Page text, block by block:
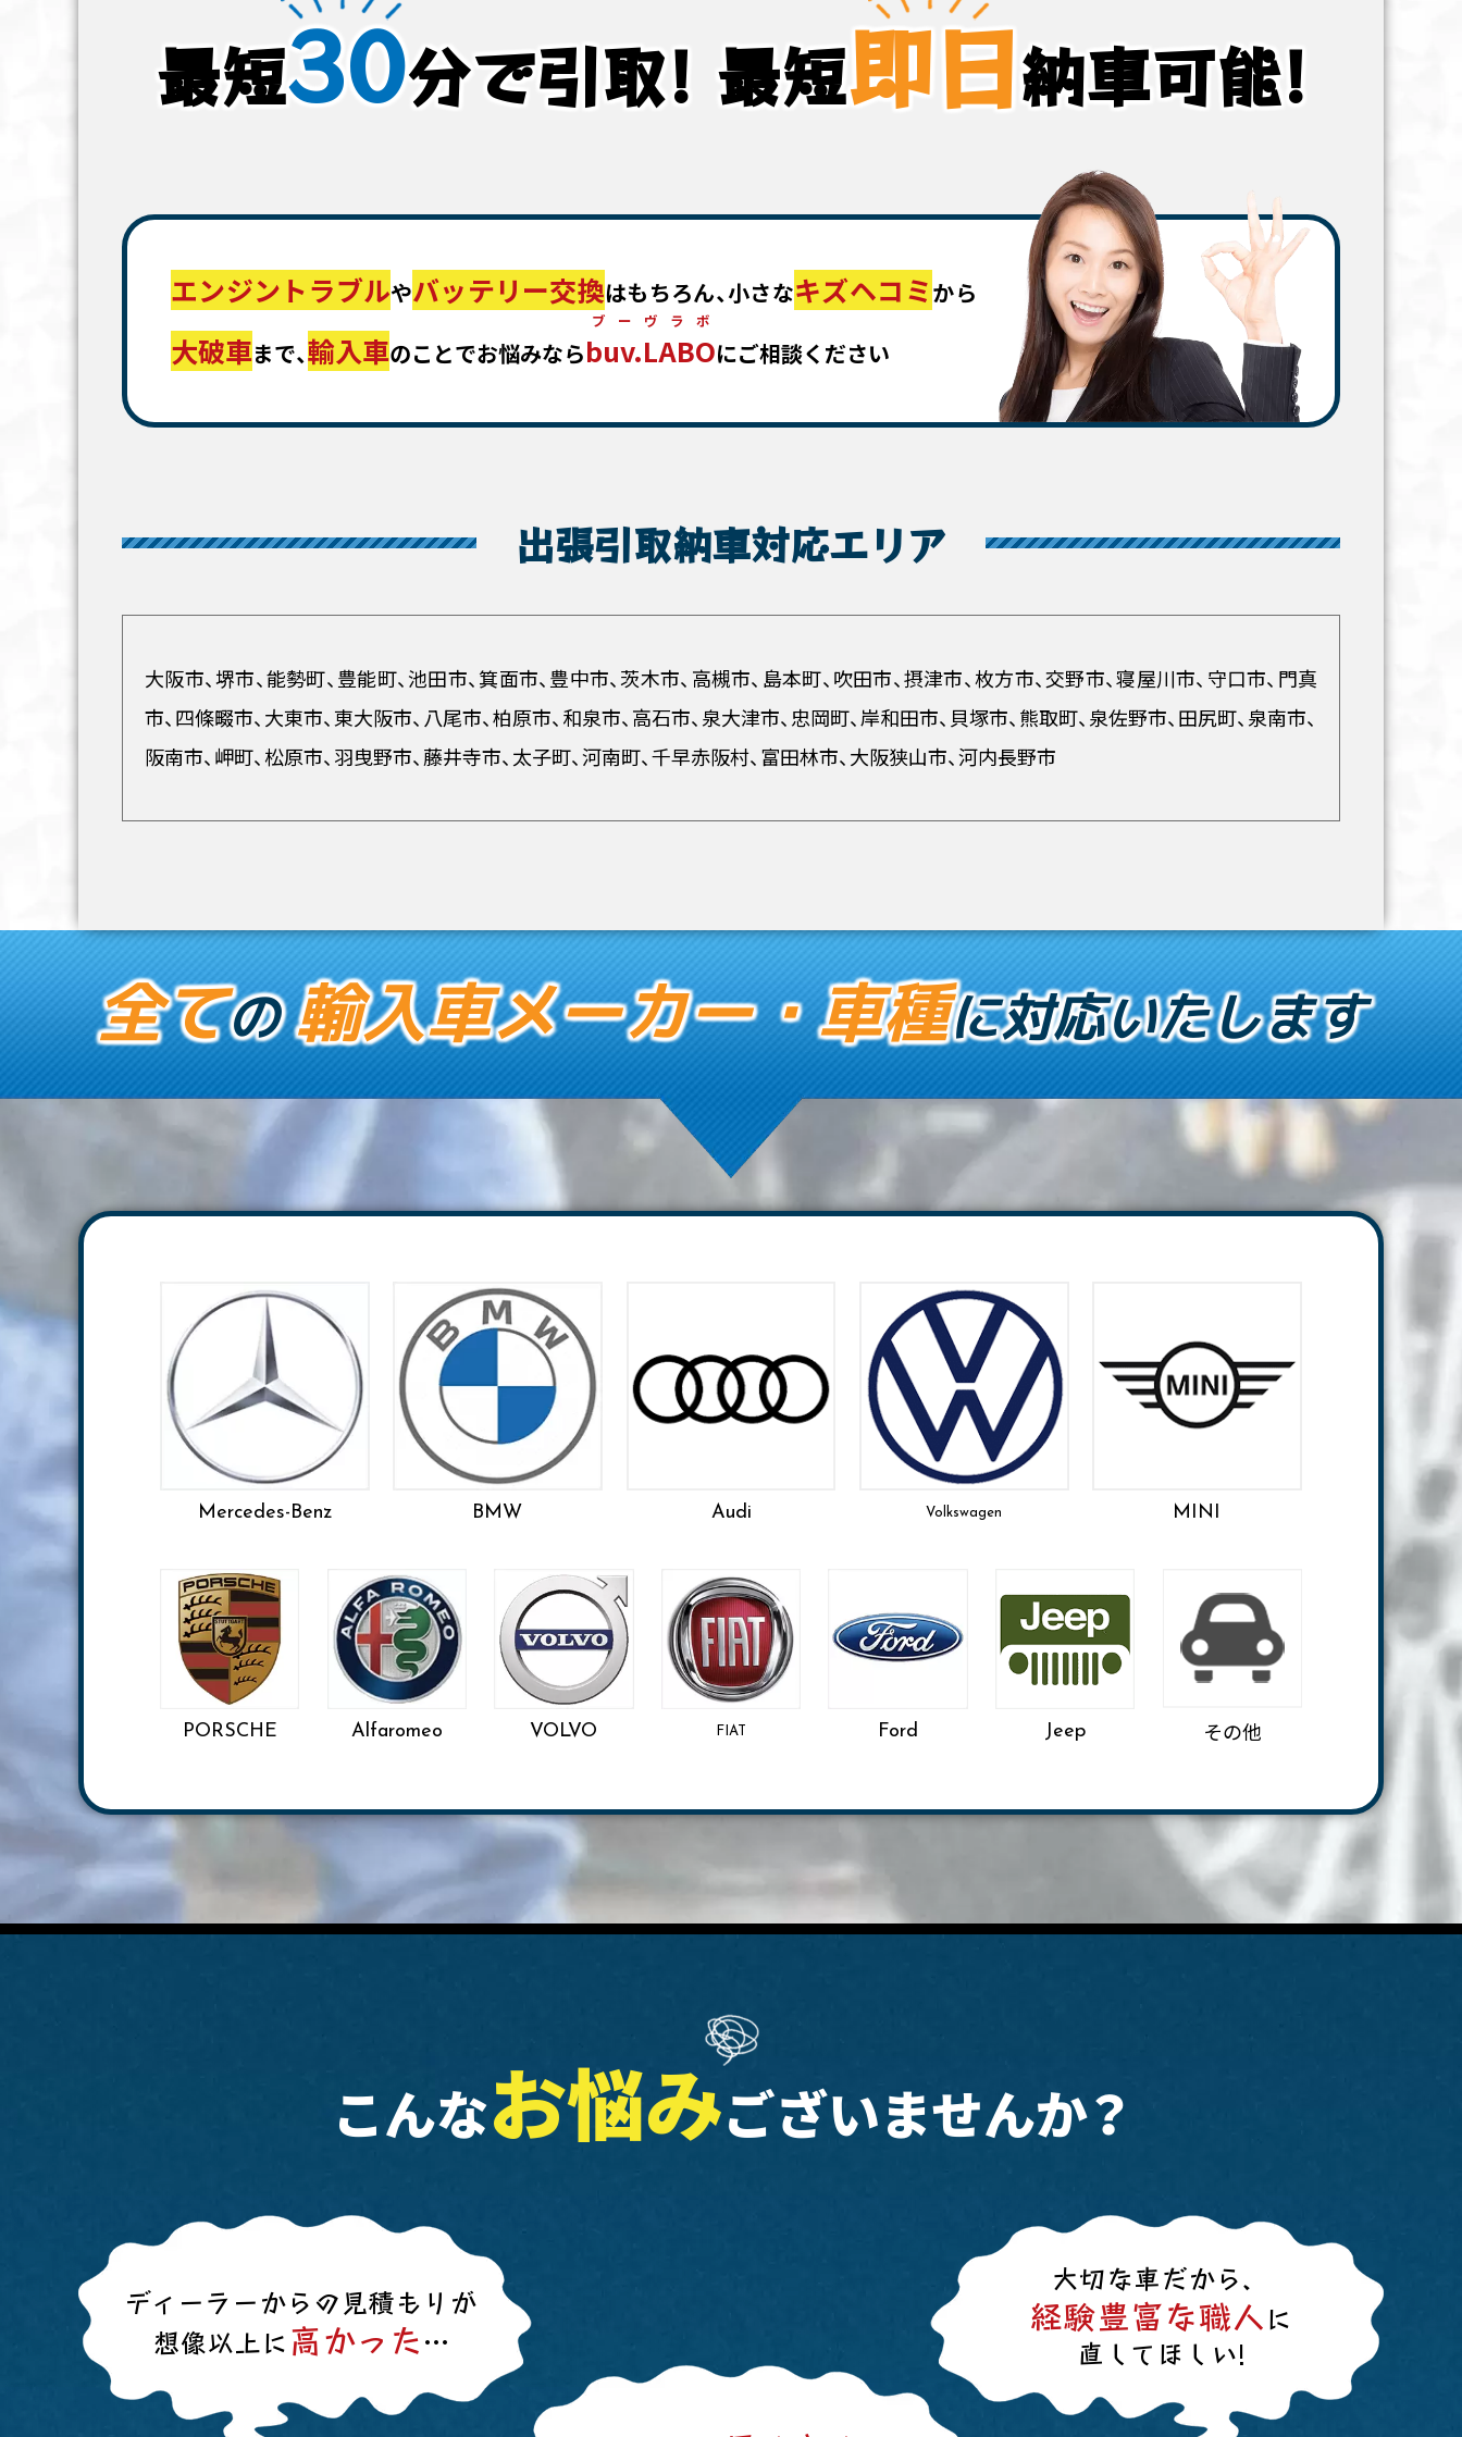
最短30分で引取! 最短即日納車可能!
エンジントラブルやバッテリー交換はもちろん、小さなキズヘコミから
大破車まで、輸入車のことでお悩みならbuv.LABO
ブーヴラボ
にご相談ください
出張引取納車対応エリア
大阪市、堺市、能勢町、豊能町、池田市、箕面市、豊中市、茨木市、高槻市、島本町、吹田市、摂津市、枚方市、交野市、寝屋川市、守口市、門真
市、四條畷市、大東市、東大阪市、八尾市、柏原市、和泉市、高石市、泉大津市、忠岡町、岸和田市、貝塚市、熊取町、泉佐野市、田尻町、泉南市、
阪南市、岬町、松原市、羽曳野市、藤井寺市、太子町、河南町、千早赤阪村、富田林市、大阪狭山市、河内長野市
全ての輸入車メーカー・車種に対応いたします
Mercedes-Benz BMW Audi Volkswagen MINI
PORSCHE Alfaromeo VOLVO FIAT Ford Jeep その他
こんなお悩みございませんか？
ディーラーからの見積もりが
想像以上に高かった…
大切な車だから、
経験豊富な職人に
直してほしい!